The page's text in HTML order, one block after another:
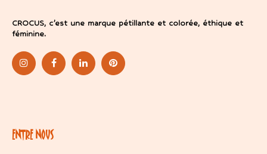
CROCUS, c’est une marque pétillante et colorée, éthique et
féminine.
ENTRE NOUS